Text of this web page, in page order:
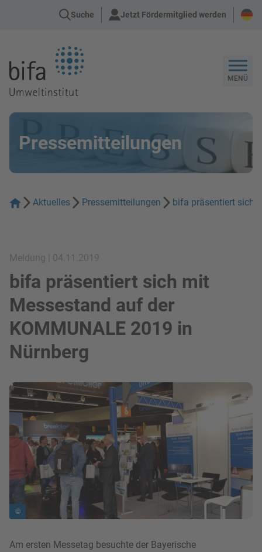
Suche Jetzt Fördermitglied werden
MENÜ
Pressemitteilungen
Aktuelles Pressemitteilungen bifa präsentiert sich
Meldung | 04.11.2019
bifa präsentiert sich mit
Messestand auf der
KOMMUNALE 2019 in
Nürnberg
Bild in Lightbox zeigen
©
Am ersten Messetag besuchte der Bayerische